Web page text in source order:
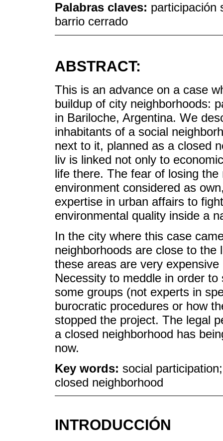
Palabras claves: participación
barrio cerrado
ABSTRACT:
This is an advance on a case
buildup of city neighborhoods:
in Bariloche, Argentina. We
inhabitants of a social
next to it, planned as a closed
liv is linked not only to
life there. The fear of losing the
environment considered as
expertise in urban affairs to
environmental quality inside a
In the city where this case
neighborhoods are close to
these areas are very
Necessity to meddle in order
some groups (not experts in
burocratic procedures or how
stopped the project. The legal
a closed neighborhood has
now.
Key words: social
closed neighborhood
INTRODUCCIÓN